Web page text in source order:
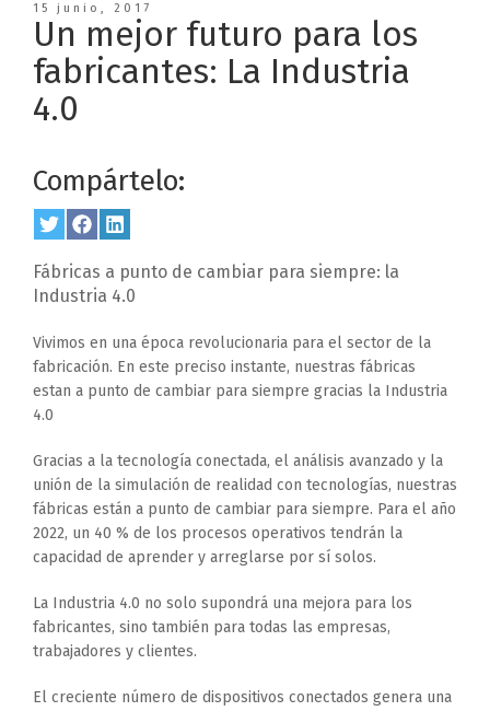
15 junio, 2017
Un mejor futuro para los
fabricantes: La Industria
4.0
Compártelo:
Share
Twitter
Share
Facebook
Share
LinkedIn
Fábricas a punto de cambiar para siempre: la
Industria 4.0
Vivimos en una época revolucionaria para el sector de la
fabricación. En este preciso instante, nuestras fábricas
estan a punto de cambiar para siempre gracias la Industria
4.0
Gracias a la tecnología conectada, el análisis avanzado y la
unión de la simulación de realidad con tecnologías, nuestras
fábricas están a punto de cambiar para siempre. Para el año
2022, un 40 % de los procesos operativos tendrán la
capacidad de aprender y arreglarse por sí solos.
La Industria 4.0 no solo supondrá una mejora para los
fabricantes, sino también para todas las empresas,
trabajadores y clientes.
El creciente número de dispositivos conectados genera una